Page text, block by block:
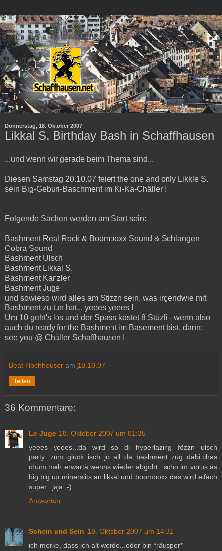
Donnerstag, 18. Oktober 2007
Likkal S. Birthday Bash in Schaffhausen
...und wenn wir gerade beim Thema sind...
Diesen Samstag 20.10.07 feiert the one and only Likkle S.
sein Big-Geburi-Baschment im Ki-Ka-Chäller !
Folgende Sachen werden am Start sein:
Bashment Real Rock & Boomboxx Sound & Schlangen
Cobra Sound
Bashment Ulsch
Bashment Likkal S.
Bashment Kanzler
Bashment Juge
und sowieso wird alles am Stizzn sein, was irgendwie mit
Bashment zu tun hat... yeees yeees !
Um 10 geht's los und der Spass kostet 8 Stüzli - wenn also
auch du ready for the Bashment im Basement bist, dann:
see you @ Chäller Schaffhausen !
Beat Hochheuser am 18.10.07
Teilen
36 Kommentare:
Le Juge 18. Oktober 2007 um 01:35
yeees yeees...da wird so di hyperlazing fözzn ulsch
party...zum glück isch jo all da bashment züg däbi.chas
chum meh erwartä wenns wieder abgoht...scho im vorus äs
big big up minersiits an likkal und boomboxx.das wird eifach
super...jaja ;-)
Antworten
Schein und Sein 18. Oktober 2007 um 14:31
ich merke, dass ich alt werde...oder bin *räusper*